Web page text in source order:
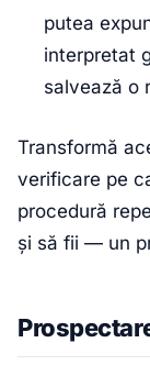
putea
interpretat
salvează o
Transformă
verificare pe
procedură
și să fii — un